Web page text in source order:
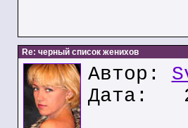
Re: черный список женихов
Автор:
Дата: